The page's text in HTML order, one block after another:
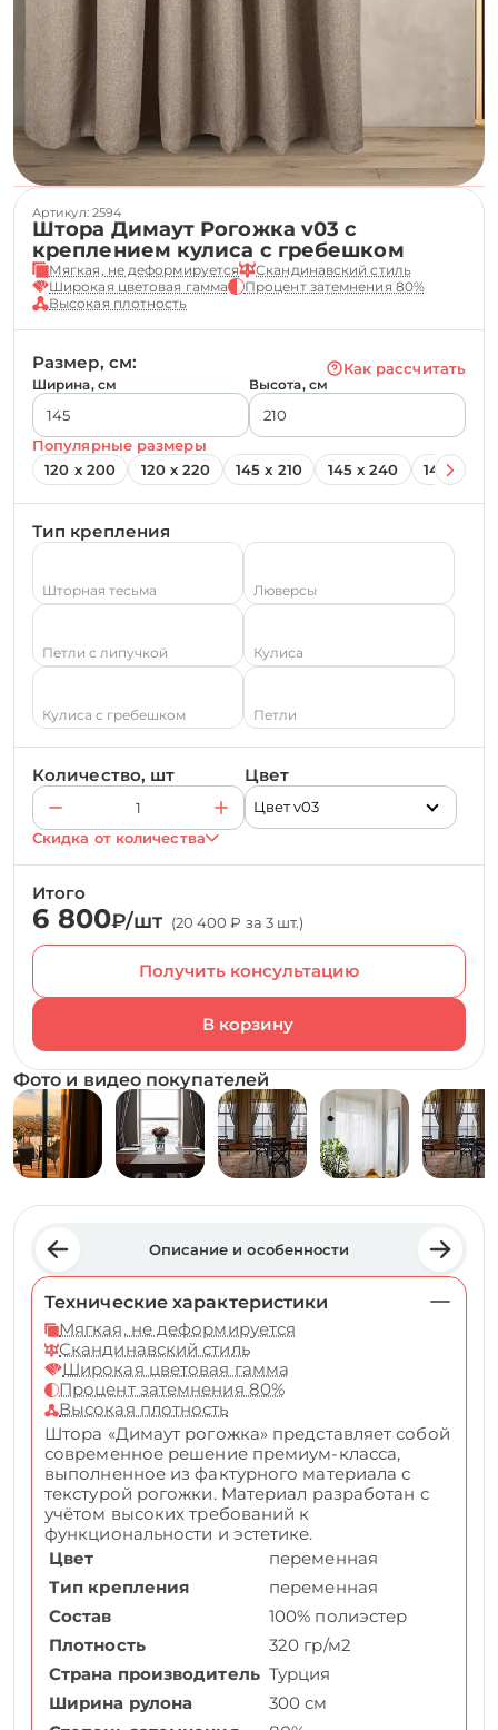
Артикул: 2594
Штора Димаут Рогожка v03 с
креплением кулиса с гребешком
Мягкая, не деформируется
Скандинавский стиль
Широкая цветовая гамма
Процент затемнения 80%
Высокая плотность
Размер, см: Как рассчитать
Ширина, см Высота, см
Популярные размеры
120 х 200
120 х 220 145 х 210 145 х 240 145 х 260
Тип крепления
Шторная тесьма Люверсы
Петли с липучкой Кулиса
Кулиса с гребешком Петли
Количество, шт Цвет
Цвет v03
Скидка от количества
Итого
6 800₽/шт (20 400 ₽ за 3 шт.)
Получить консультацию
Фото и видео покупателей
Описание и особенности
Технические характеристики
Мягкая, не деформируется
Скандинавский стиль
Широкая цветовая гамма
Процент затемнения 80%
Высокая плотность
Штора «Димаут рогожка» представляет собой
современное решение премиум-класса,
выполненное из фактурного материала с
текстурой рогожки. Материал разработан с
учётом высоких требований к
функциональности и эстетике.
Цвет
переменная
Тип крепления
переменная
Состав
100% полиэстер
Плотность
320 гр/м2
Страна производитель Турция
Ширина рулона
300 см